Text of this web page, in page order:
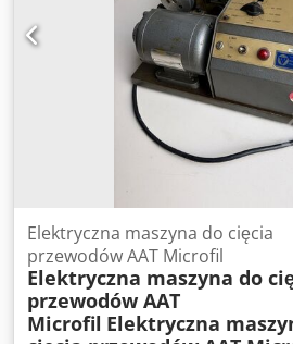
Elektryczna maszyna do cięcia
przewodów AAT Microfil
Elektryczna maszyna do
przewodów AAT
Microfil Elektryczna